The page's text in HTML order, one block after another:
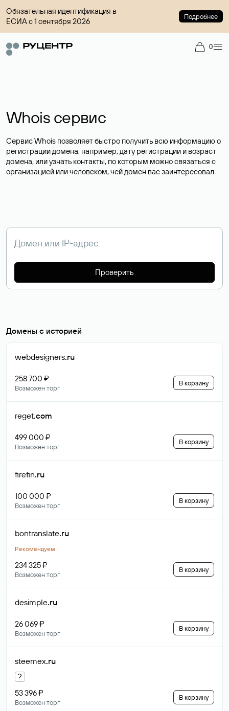
Обязательная идентификация в
ЕСИА с 1 сентября 2026
Подробнее
0
Whois сервис
Сервис Whois позволяет быстро получить всю информацию о
регистрации домена, например, дату регистрации и возраст
домена, или узнать контакты, по которым можно связаться с
организацией или человеком, чей домен вас заинтересовал.
Проверить
Домены с историей
webdesigners.ru
258 700 ₽
Возможен торг
В корзину
reget.com
499 000 ₽
Возможен торг
В корзину
firefin.ru
100 000 ₽
Возможен торг
В корзину
bontranslate.ru
Рекомендуем
234 325 ₽
Возможен торг
В корзину
desimple.ru
26 069 ₽
Возможен торг
В корзину
steemex.ru
?
53 396 ₽
Возможен торг
В корзину